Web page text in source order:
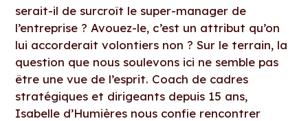
serait-il de surcroît le super-manager de
l’entreprise ? Avouez-le, c’est un attribut qu’on
lui accorderait volontiers non ? Sur le terrain, la
question que nous soulevons ici ne semble pas
être une vue de l’esprit. Coach de cadres
stratégiques et dirigeants depuis 15 ans,
Isabelle d’Humières nous confie rencontrer